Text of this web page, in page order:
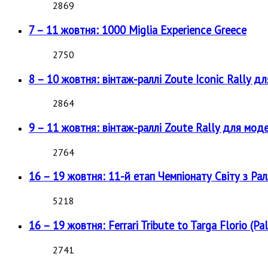
2869
7 – 11 жовтня: 1000 Miglia Experience Greece
2750
8 – 10 жовтня: вінтаж-раллі Zoute Iconic Rally
2864
9 – 11 жовтня: вінтаж-раллі Zoute Rally для
2764
16 – 19 жовтня: 11-й етап Чемпіонату Світу з
5218
16 – 19 жовтня: Ferrari Tribute to Targa Florio
2741